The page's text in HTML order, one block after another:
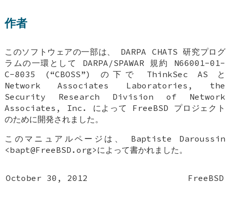
作者
このソフトウェアの一部は、 DARPA CHATS 研究プログ
ラムの一環として DARPA/SPAWAR 規約 N66001-01-
C-8035 (“CBOSS”) の下で ThinkSec AS と
Network Associates Laboratories, the
Security Research Division of Network
Associates, Inc. によって FreeBSD プロジェクト
のために開発されました。
このマニュアルページは、 Baptiste Daroussin
<bapt@FreeBSD.org>によって書かれました。
October 30, 2012 FreeBSD